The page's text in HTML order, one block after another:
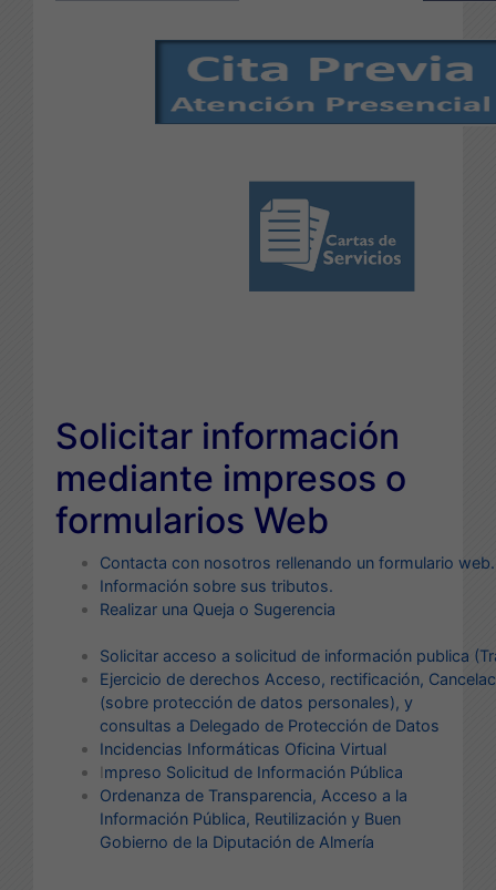
Solicitar información
mediante impresos o
formularios Web
Contacta con nosotros rellenando un formulario web.
Información sobre sus tributos.
Realizar una Queja o Sugerencia
Solicitar acceso a solicitud de información publica
Ejercicio de derechos Acceso, rectificación,
(sobre protección de datos personales), y
consultas a Delegado de Protección de Datos
Incidencias Informáticas Oficina Virtual
Impreso Solicitud de Información Pública
Ordenanza de Transparencia, Acceso a la
Información Pública, Reutilización y Buen
Gobierno de la Diputación de Almería